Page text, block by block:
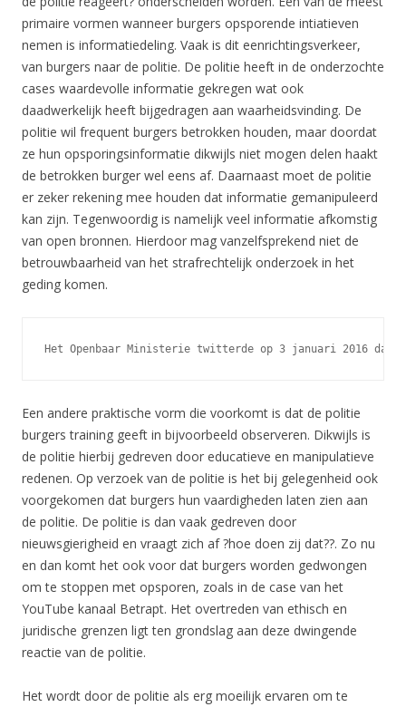
primaire vormen wanneer burgers opsporende intiatieven
nemen is informatiedeling. Vaak is dit eenrichtingsverkeer,
van burgers naar de politie. De politie heeft in de onderzochte
cases waardevolle informatie gekregen wat ook
daadwerkelijk heeft bijgedragen aan waarheidsvinding. De
politie wil frequent burgers betrokken houden, maar doordat
ze hun opsporingsinformatie dikwijls niet mogen delen haakt
de betrokken burger wel eens af. Daarnaast moet de politie
er zeker rekening mee houden dat informatie gemanipuleerd
kan zijn. Tegenwoordig is namelijk veel informatie afkomstig
van open bronnen. Hierdoor mag vanzelfsprekend niet de
betrouwbaarheid van het strafrechtelijk onderzoek in het
geding komen.
Het Openbaar Ministerie twitterde op 3 januari 2016 dat
Een andere praktische vorm die voorkomt is dat de politie
burgers training geeft in bijvoorbeeld observeren. Dikwijls is
de politie hierbij gedreven door educatieve en manipulatieve
redenen. Op verzoek van de politie is het bij gelegenheid ook
voorgekomen dat burgers hun vaardigheden laten zien aan
de politie. De politie is dan vaak gedreven door
nieuwsgierigheid en vraagt zich af ?hoe doen zij dat??. Zo nu
en dan komt het ook voor dat burgers worden gedwongen
om te stoppen met opsporen, zoals in de case van het
YouTube kanaal Betrapt. Het overtreden van ethisch en
juridische grenzen ligt ten grondslag aan deze dwingende
reactie van de politie.
Het wordt door de politie als erg moeilijk ervaren om te